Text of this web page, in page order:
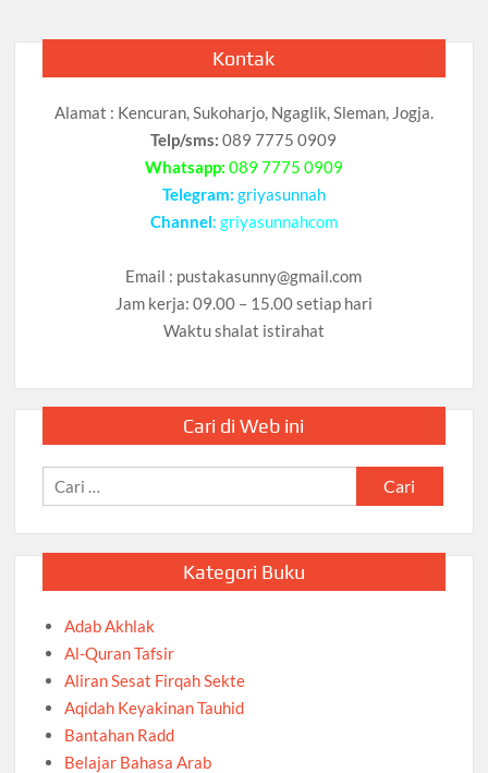
Kontak
Alamat : Kencuran, Sukoharjo, Ngaglik, Sleman, Jogja.
Telp/sms: 089 7775 0909
Whatsapp: 089 7775 0909
Telegram: griyasunnah
Channel: griyasunnahcom
Email : pustakasunny@gmail.com
Jam kerja: 09.00 – 15.00 setiap hari
Waktu shalat istirahat
Cari di Web ini
Cari
untuk:
Kategori Buku
Adab Akhlak
Al-Quran Tafsir
Aliran Sesat Firqah Sekte
Aqidah Keyakinan Tauhid
Bantahan Radd
Belajar Bahasa Arab